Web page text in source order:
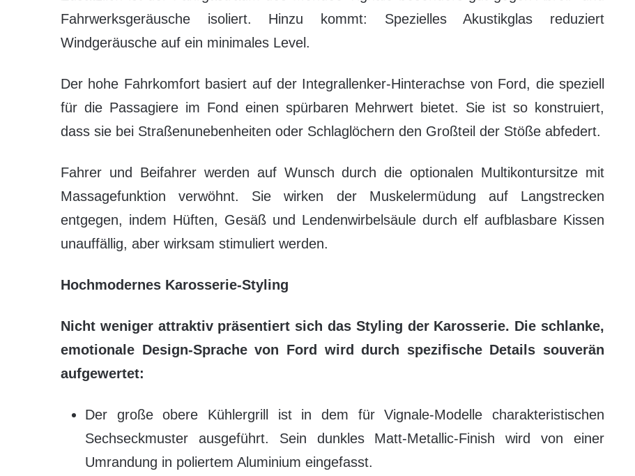
Fahrwerksgeräusche isoliert. Hinzu kommt: Spezielles Akustikglas reduziert
Windgeräusche auf ein minimales Level.
Der hohe Fahrkomfort basiert auf der Integrallenker-Hinterachse von Ford, die speziell
für die Passagiere im Fond einen spürbaren Mehrwert bietet. Sie ist so konstruiert,
dass sie bei Straßenunebenheiten oder Schlaglöchern den Großteil der Stöße abfedert.
Fahrer und Beifahrer werden auf Wunsch durch die optionalen Multikontursitze mit
Massagefunktion verwöhnt. Sie wirken der Muskelermüdung auf Langstrecken
entgegen, indem Hüften, Gesäß und Lendenwirbelsäule durch elf aufblasbare Kissen
unauffällig, aber wirksam stimuliert werden.
Hochmodernes Karosserie-Styling
Nicht weniger attraktiv präsentiert sich das Styling der Karosserie. Die schlanke,
emotionale Design-Sprache von Ford wird durch spezifische Details souverän
aufgewertet:
Der große obere Kühlergrill ist in dem für Vignale-Modelle charakteristischen
Sechseckmuster ausgeführt. Sein dunkles Matt-Metallic-Finish wird von einer
Umrandung in poliertem Aluminium eingefasst.